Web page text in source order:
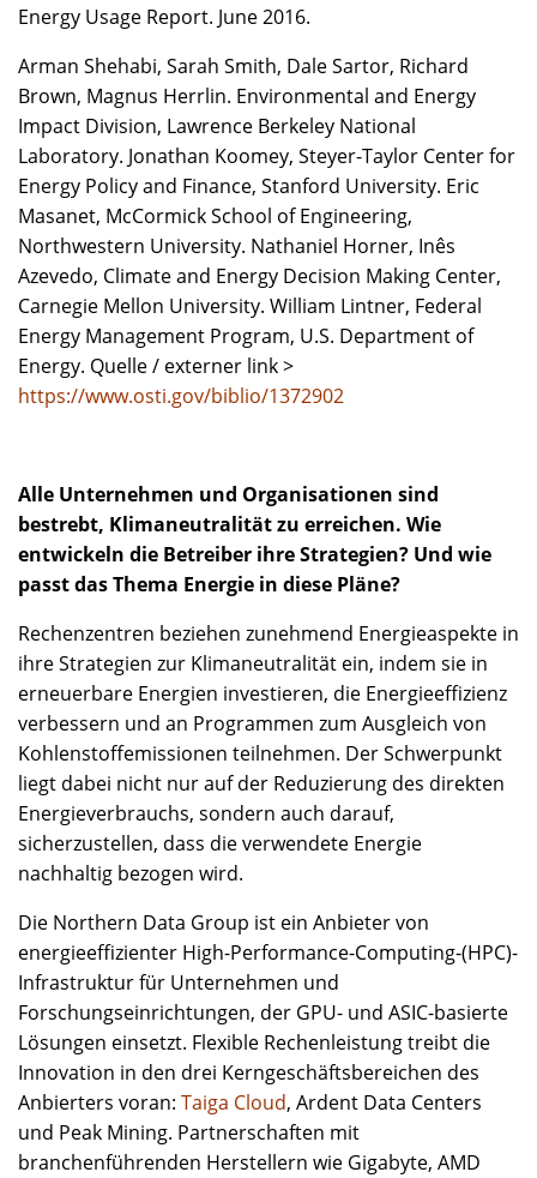
Energy Usage Report. June 2016.
Arman Shehabi, Sarah Smith, Dale Sartor, Richard
Brown, Magnus Herrlin. Environmental and Energy
Impact Division, Lawrence Berkeley National
Laboratory. Jonathan Koomey, Steyer-Taylor Center for
Energy Policy and Finance, Stanford University. Eric
Masanet, McCormick School of Engineering,
Northwestern University. Nathaniel Horner, Inês
Azevedo, Climate and Energy Decision Making Center,
Carnegie Mellon University. William Lintner, Federal
Energy Management Program, U.S. Department of
Energy. Quelle / externer link >
https://www.osti.gov/biblio/1372902
Alle Unternehmen und Organisationen sind
bestrebt, Klimaneutralität zu erreichen. Wie
entwickeln die Betreiber ihre Strategien? Und wie
passt das Thema Energie in diese Pläne?
Rechenzentren beziehen zunehmend Energieaspekte in
ihre Strategien zur Klimaneutralität ein, indem sie in
erneuerbare Energien investieren, die Energieeffizienz
verbessern und an Programmen zum Ausgleich von
Kohlenstoffemissionen teilnehmen. Der Schwerpunkt
liegt dabei nicht nur auf der Reduzierung des direkten
Energieverbrauchs, sondern auch darauf,
sicherzustellen, dass die verwendete Energie
nachhaltig bezogen wird.
Die Northern Data Group ist ein Anbieter von
energieeffizienter High-Performance-Computing-(HPC)-
Infrastruktur für Unternehmen und
Forschungseinrichtungen, der GPU- und ASIC-basierte
Lösungen einsetzt. Flexible Rechenleistung treibt die
Innovation in den drei Kerngeschäftsbereichen des
Anbierters voran: Taiga Cloud, Ardent Data Centers
und Peak Mining. Partnerschaften mit
branchenführenden Herstellern wie Gigabyte, AMD